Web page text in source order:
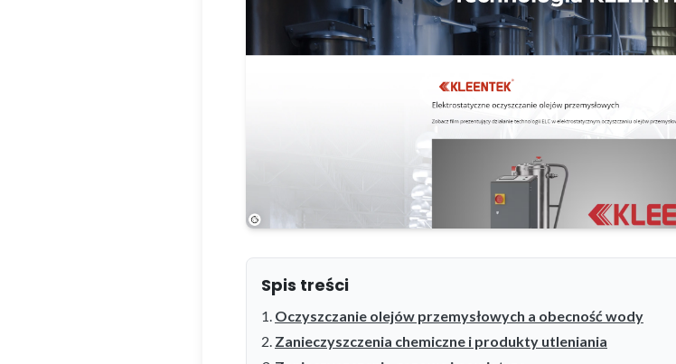
Spis treści
Oczyszczanie olejów przemysłowych a obecność wody
Zanieczyszczenia chemiczne i produkty utleniania